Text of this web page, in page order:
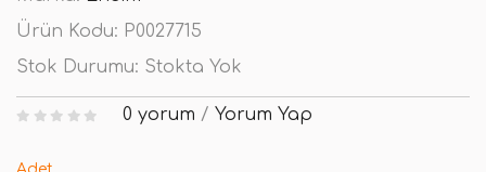
Ürün Kodu: P0027715
Stok Durumu: Stokta Yok
0 yorum / Yorum Yap